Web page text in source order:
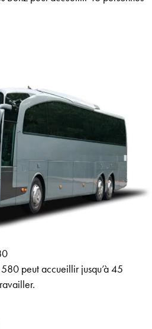
peut accueillir jusqu’à 45